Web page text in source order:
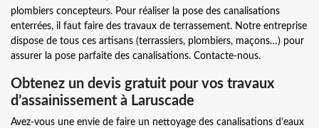
plombiers concepteurs. Pour réaliser la pose des canalisations
enterrées, il faut faire des travaux de terrassement. Notre entreprise
dispose de tous ces artisans (terrassiers, plombiers, maçons…) pour
assurer la pose parfaite des canalisations. Contacte-nous.
Obtenez un devis gratuit pour vos travaux
d’assainissement à Laruscade
Avez-vous une envie de faire un nettoyage des canalisations d’eaux